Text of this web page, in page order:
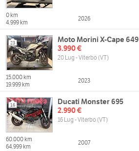
0 km
4.999 km
2026
23
Moto Morini X-Cape 649
3.990 €
20 Lug - Viterbo (VT)
15.000 km
19.999 km
2023
16
Ducati Monster 695
2.990 €
16 Lug - Viterbo (VT)
60.000 km
64.999 km
2007